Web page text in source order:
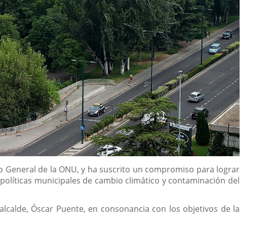
de la ONU, y ha suscrito un compromiso para lograr
municipales de cambio climático y contaminación del
Óscar Puente, en consonancia con los objetivos de la